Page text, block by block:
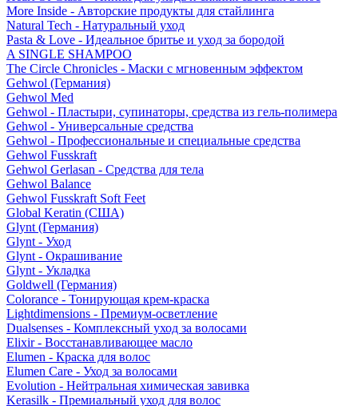
More Inside - Авторские продукты для стайлинга
Natural Tech - Натуральный уход
Pasta & Love - Идеальное бритье и уход за бородой
A SINGLE SHAMPOO
The Circle Chronicles - Маски с мгновенным эффектом
Gehwol (Германия)
Gehwol Med
Gehwol - Пластыри, супинаторы, средства из гель-полимера
Gehwol - Универсальные средства
Gehwol - Профессиональные и специальные средства
Gehwol Fusskraft
Gehwol Gerlasan - Средства для тела
Gehwol Balance
Gehwol Fusskraft Soft Feet
Global Keratin (США)
Glynt (Германия)
Glynt - Уход
Glynt - Окрашивание
Glynt - Укладка
Goldwell (Германия)
Colorance - Тонирующая крем-краска
Lightdimensions - Премиум-осветление
Dualsenses - Комплексный уход за волосами
Elixir - Восстанавливающее масло
Elumen - Краска для волос
Elumen Care - Уход за волосами
Evolution - Нейтральная химическая завивка
Kerasilk - Премиальный уход для волос